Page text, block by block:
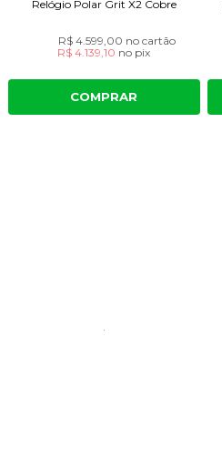
Relógio Polar Grit X2 Cobre
R$ 4.599,00 no cartão
R$ 4.139,10 no pix
COMPRAR